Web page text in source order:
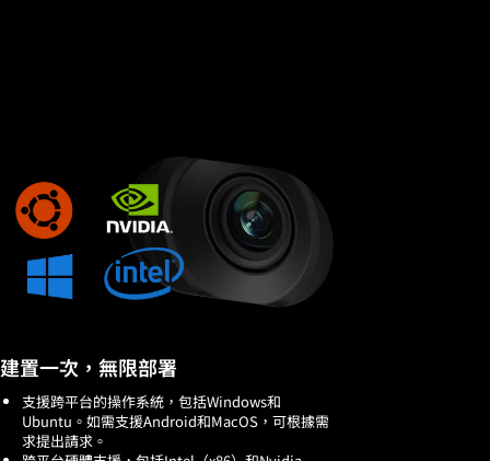
建置一次，無限部署
支援跨平台的操作系統，包括Windows和
Ubuntu。如需支援Android和MacOS，可根據需
求提出請求。